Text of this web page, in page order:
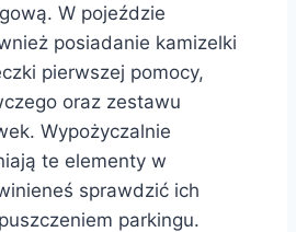
W pojeździe
posiadanie kamizelki
pierwszej pomocy,
oraz zestawu
Wypożyczalnie
te elementy w
sprawdzić ich
parkingu.